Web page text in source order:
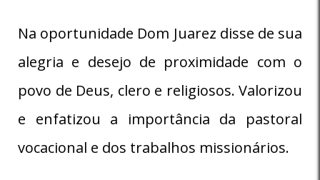
Na oportunidade Dom Juarez disse de sua
alegria e desejo de proximidade com o
povo de Deus, clero e religiosos. Valorizou
e enfatizou a importância da pastoral
vocacional e dos trabalhos missionários.